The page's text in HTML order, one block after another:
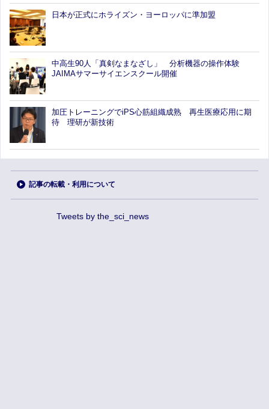
日本が正式にホライズン・ヨーロッパに準加盟
中高生90人「真剣なまなざし」 分析機器の操作体験
JAIMAサマーサイエンスクール開催
加圧トレーニングでiPS心筋組織成熟 再生医療応用に期
待 理研が新技術
記事の転載・利用について
Tweets by the_sci_news